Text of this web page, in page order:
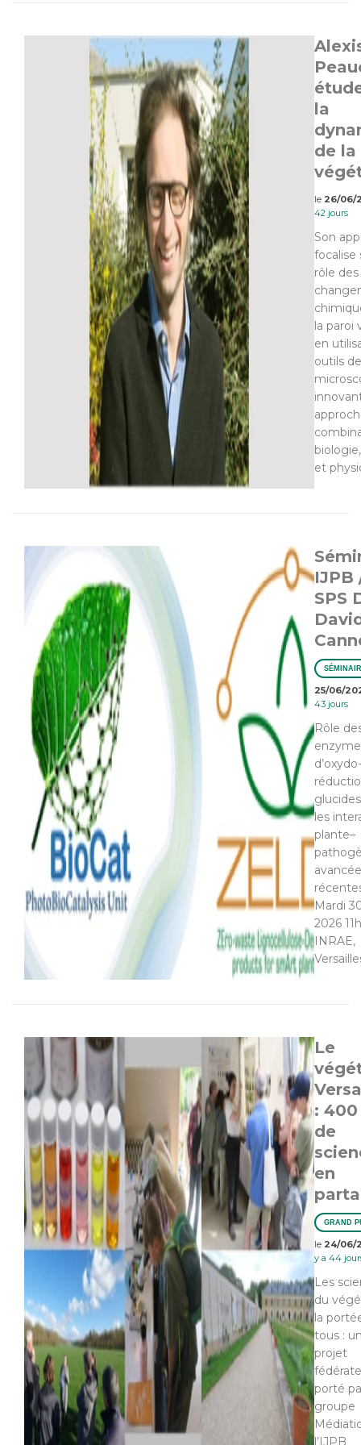
la
de
le 26/06/
42 jours
Son
focalise
rôle des
la paroi
en
outils de
et
IJPB
SPS
25/06/
43 jours
Rôle
d’oxydo-
les
plante–
Mardi
2026
INRAE,
Le
: 400
de
en
GRAND
le 24/06/
y a 44
Les
du
la
tous :
projet
porté
groupe
l’IJPB